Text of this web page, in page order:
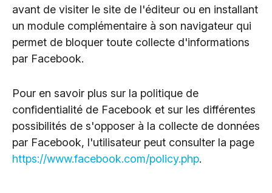
avant de visiter le site de l'éditeur ou en installant
un module complémentaire à son navigateur qui
permet de bloquer toute collecte d'informations
par Facebook.
Pour en savoir plus sur la politique de
confidentialité de Facebook et sur les différentes
possibilités de s'opposer à la collecte de données
par Facebook, l'utilisateur peut consulter la page
https://www.facebook.com/policy.php.